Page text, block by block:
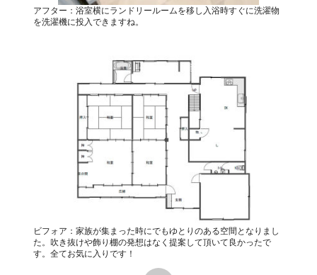
アフター：浴室横にランドリールームを移し入浴時すぐに洗濯物
を洗濯機に投入できますね。
ビフォア：家族が集まった時にでもゆとりのある空間となりまし
た。吹き抜けや飾り棚の発想はなく提案して頂いて良かったで
す。全てお気に入りです！